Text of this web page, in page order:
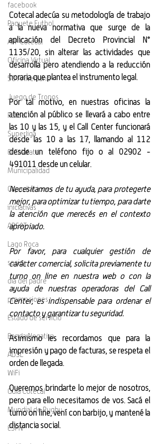
facebook
Paquete Futbol
APP Cotecal
Oficina Virtual
50 Aniversario
Juego de Tronos
Futbol
Superliga
El Calafate
Municipalidad
Capacitaciones
iniciativas
ARSAT
Lago Roca
socios
día del padre
promociones
Estado de servicio
Banda Negativa
ADSL
WiFi
Guía Cotecal
Mundial de Rugby
ESPN
Cotecal adecúa su metodología de trabajo
a la nueva normativa que surge de la
aplicación del Decreto Provincial N°
1135/20, sin alterar las actividades que
desarrolla pero atendiendo a la reducción
horaria que plantea el instrumento legal.
Por tal motivo, en nuestras oficinas la
atención al público se llevará a cabo entre
las 10 y las 15, y el Call Center funcionará
desde las 10 a las 17, llamando al 112
desde un teléfono fijo o al 02902 -
491011 desde un celular.
Necesitamos de tu ayuda, para protegerte
mejor, para optimizar tu tiempo, para darte
la atención que merecés en el contexto
apropiado.
Por favor, para cualquier gestión de
carácter comercial, solicita previamente tu
turno on line en nuestra web o con la
ayuda de nuestras operadoras del Call
Center, es indispensable para ordenar el
contacto y garantizar tu seguridad.
Asimismo les recordamos que para la
impresión y pago de facturas, se respeta el
orden de llegada.
Queremos brindarte lo mejor de nosotros,
pero para ello necesitamos de vos. Sacá el
turno on line, vení con barbijo, y mantené la
distancia social.